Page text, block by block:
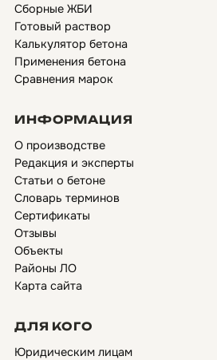
Сборные ЖБИ
Готовый раствор
Калькулятор бетона
Применения бетона
Сравнения марок
ИНФОРМАЦИЯ
О производстве
Редакция и эксперты
Статьи о бетоне
Словарь терминов
Сертификаты
Отзывы
Объекты
Районы ЛО
Карта сайта
ДЛЯ КОГО
Юридическим лицам